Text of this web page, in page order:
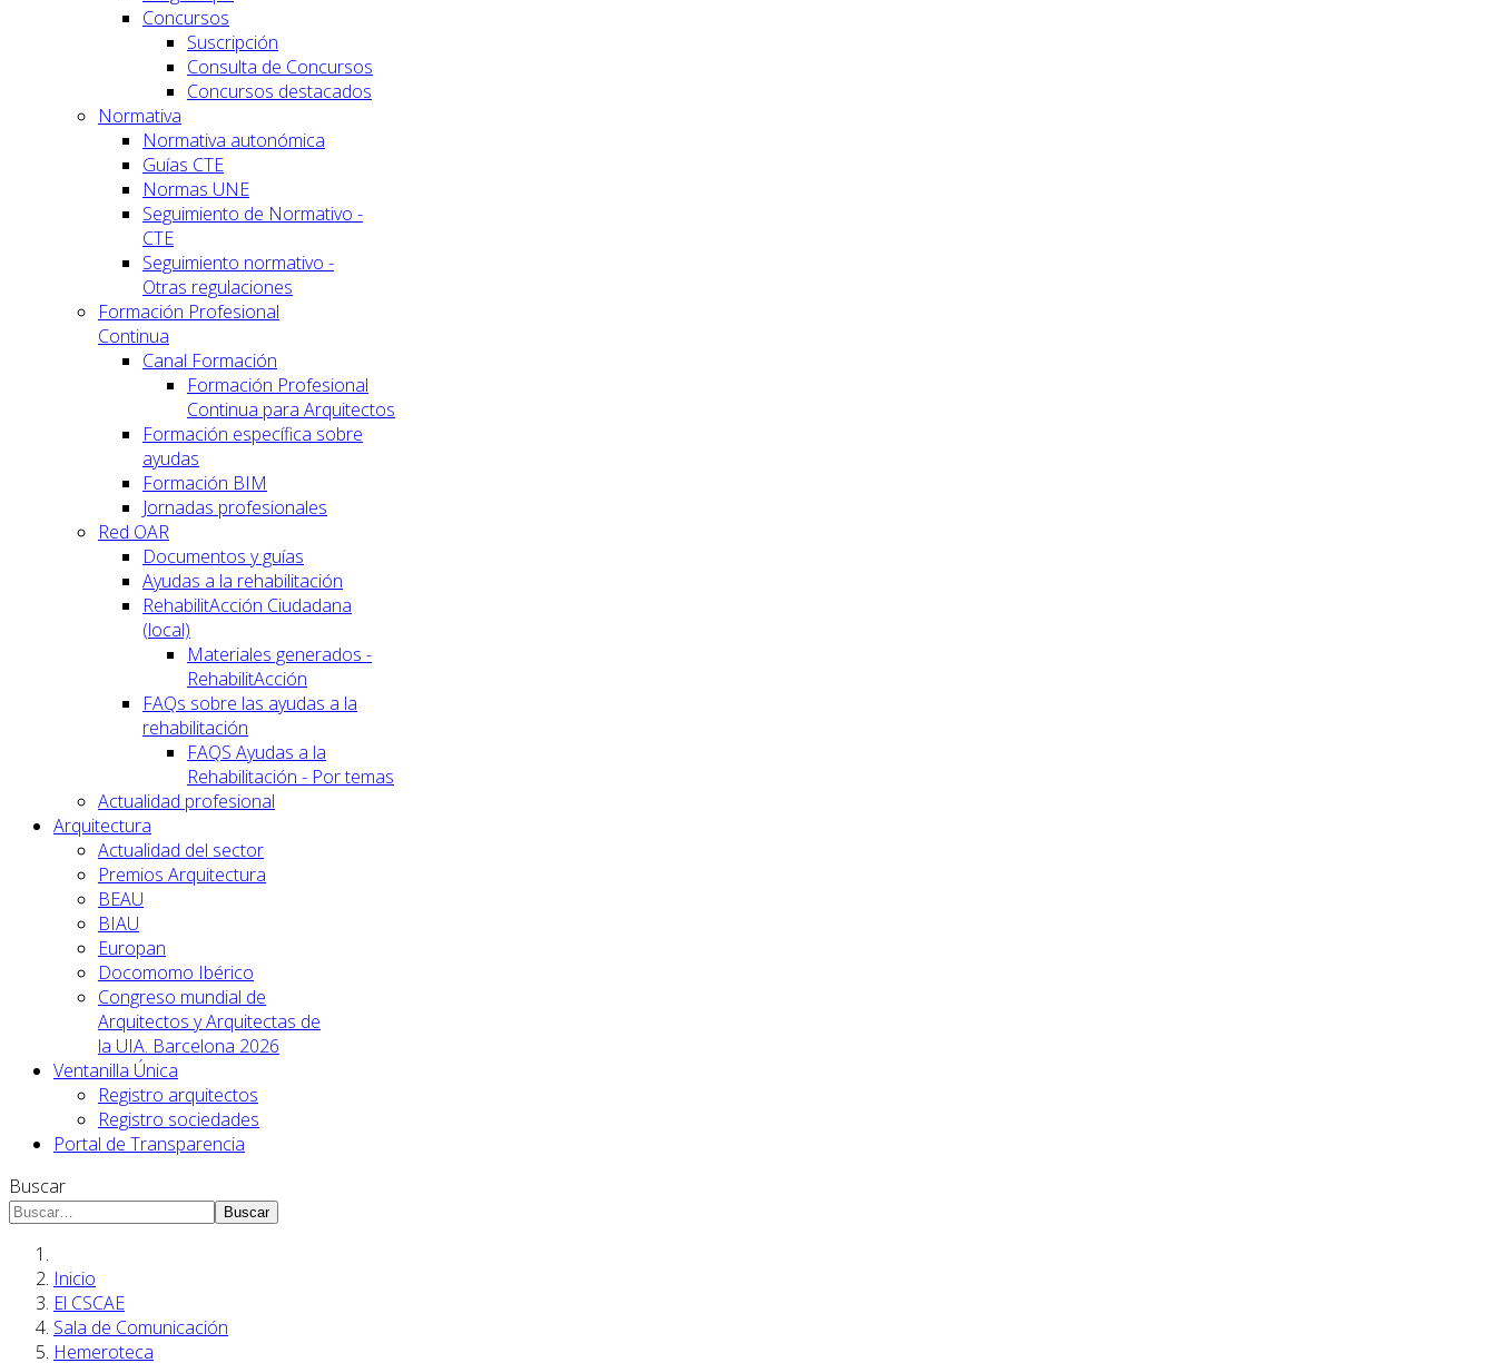
Concursos
Suscripción
Consulta de Concursos
Concursos destacados
Normativa
Normativa autonómica
Guías CTE
Normas UNE
Seguimiento de Normativo -
CTE
Seguimiento normativo -
Otras regulaciones
Formación Profesional
Continua
Canal Formación
Formación Profesional
Continua para Arquitectos
Formación específica sobre
ayudas
Formación BIM
Jornadas profesionales
Red OAR
Documentos y guías
Ayudas a la rehabilitación
RehabilitAcción Ciudadana
(local)
Materiales generados -
RehabilitAcción
FAQs sobre las ayudas a la
rehabilitación
FAQS Ayudas a la
Rehabilitación - Por temas
Actualidad profesional
Arquitectura
Actualidad del sector
Premios Arquitectura
BEAU
BIAU
Europan
Docomomo Ibérico
Congreso mundial de
Arquitectos y Arquitectas de
la UIA. Barcelona 2026
Ventanilla Única
Registro arquitectos
Registro sociedades
Portal de Transparencia
Buscar
Buscar
Inicio
El CSCAE
Sala de Comunicación
Hemeroteca